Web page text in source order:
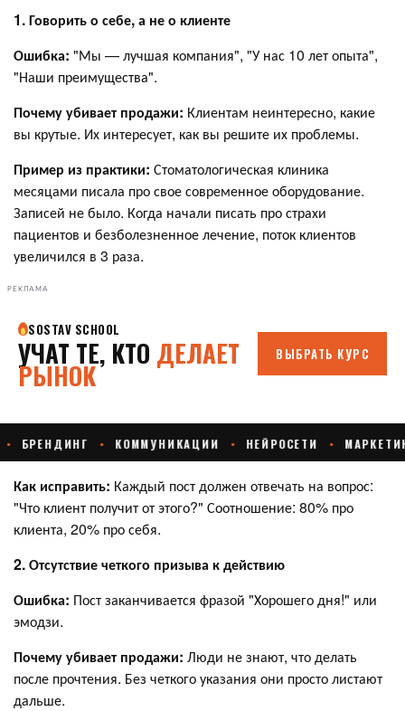
1. Говорить о себе, а не о клиенте
Ошибка: "Мы — лучшая компания", "У нас 10 лет опыта",
"Наши преимущества".
Почему убивает продажи: Клиентам неинтересно, какие
вы крутые. Их интересует, как вы решите их проблемы.
Пример из практики: Стоматологическая клиника
месяцами писала про свое современное оборудование.
Записей не было. Когда начали писать про страхи
пациентов и безболезненное лечение, поток клиентов
увеличился в 3 раза.
РЕКЛАМА
Как исправить: Каждый пост должен отвечать на вопрос:
"Что клиент получит от этого?" Соотношение: 80% про
клиента, 20% про себя.
2. Отсутствие четкого призыва к действию
Ошибка: Пост заканчивается фразой "Хорошего дня!" или
эмодзи.
Почему убивает продажи: Люди не знают, что делать
после прочтения. Без четкого указания они просто листают
дальше.